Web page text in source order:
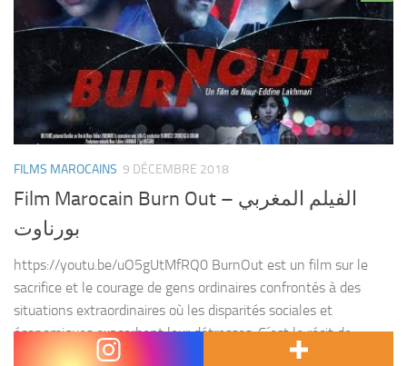
FILMS MAROCAINS 9 DÉCEMBRE 2018
Film Marocain Burn Out – الفيلم المغربي
بورناوت
https://youtu.be/uO5gUtMfRQ0 BurnOut est un film sur le
sacrifice et le courage de gens ordinaires confrontés à des
situations extraordinaires où les disparités sociales et
économiques exacerbent leur détresses. C´est le récit de
rencontres atypiques,...